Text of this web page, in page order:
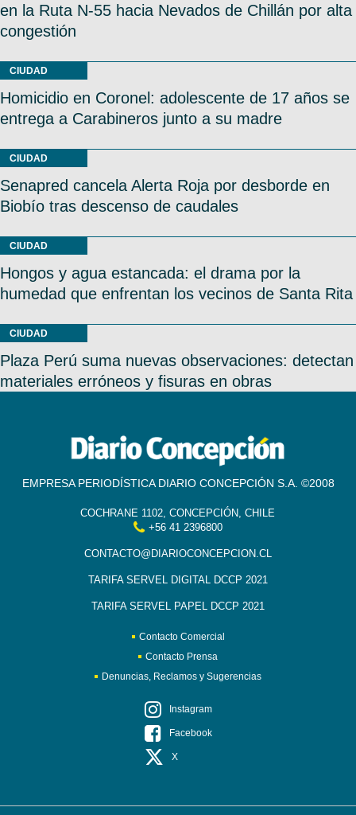
en la Ruta N-55 hacia Nevados de Chillán por alta
congestión
CIUDAD
Homicidio en Coronel: adolescente de 17 años se
entrega a Carabineros junto a su madre
CIUDAD
Senapred cancela Alerta Roja por desborde en
Biobío tras descenso de caudales
CIUDAD
Hongos y agua estancada: el drama por la
humedad que enfrentan los vecinos de Santa Rita
CIUDAD
Plaza Perú suma nuevas observaciones: detectan
materiales erróneos y fisuras en obras
EMPRESA PERIODÍSTICA DIARIO CONCEPCIÓN S.A. ©2008
COCHRANE 1102, CONCEPCIÓN, CHILE
+56 41 2396800
CONTACTO@DIARIOCONCEPCION.CL
TARIFA SERVEL DIGITAL DCCP 2021
TARIFA SERVEL PAPEL DCCP 2021
Contacto Comercial
Contacto Prensa
Denuncias, Reclamos y Sugerencias
Instagram
Facebook
X